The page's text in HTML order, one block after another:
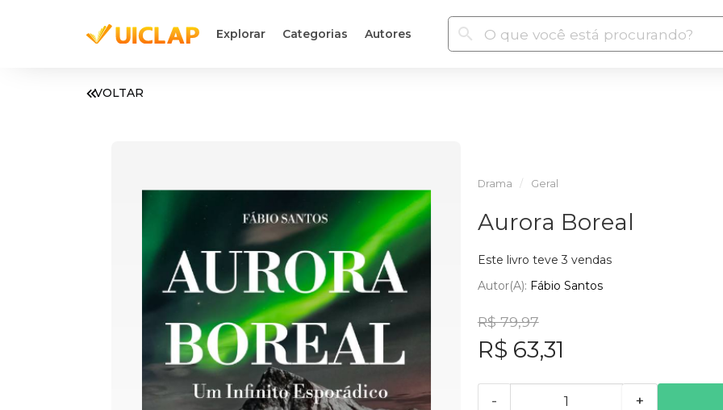
Explorar Categorias Autores
VOLTAR
Drama Geral
Aurora Boreal
Este livro teve 3 vendas
Autor(a): Fábio Santos
R$ 79,97
R$ 63,31
- +